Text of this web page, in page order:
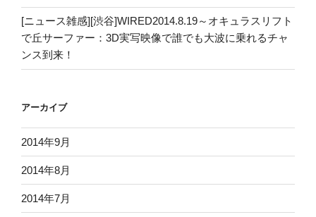
[ニュース雑感][渋谷]WIRED2014.8.19～オキュラスリフト
で丘サーファー：3D実写映像で誰でも大波に乗れるチャ
ンス到来！
アーカイブ
2014年9月
2014年8月
2014年7月